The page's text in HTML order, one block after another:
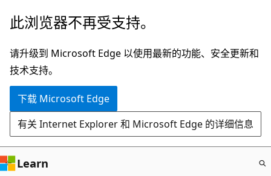
跳
主
要
内
此浏览器不再受支持。
请升级到 Microsoft Edge 以使用最新的功能、安全更新和
技术支持。
下载 Microsoft Edge
有关 Internet Explorer 和 Microsoft Edge 的详细信息
Learn